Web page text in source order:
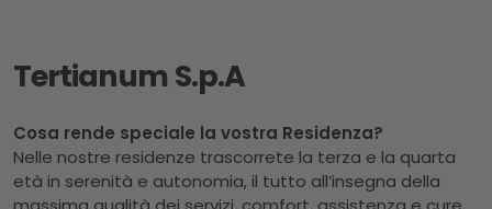
Tertianum S.p.A
Cosa rende speciale la vostra Residenza?
Nelle nostre residenze trascorrete la terza e la quarta
età in serenità e autonomia, il tutto all’insegna della